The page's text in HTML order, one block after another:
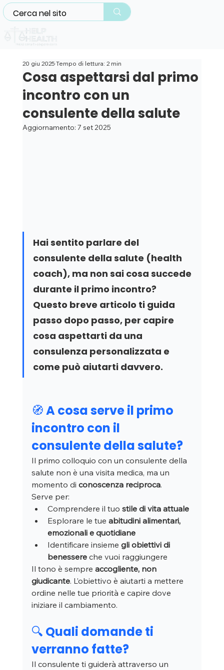
Cosa aspettarsi dal primo
incontro con un
consulente della salute
20 giu 2025Tempo di lettura: 2 min
Aggiornamento: 7 set 2025
Hai sentito parlare del
consulente della salute (health
coach), ma non sai cosa succede
durante il primo incontro?
Questo breve articolo ti guida
passo dopo passo, per capire
cosa aspettarti da una
consulenza personalizzata e
come può aiutarti davvero.
🧭 A cosa serve il primo
incontro con il
consulente della salute?
Il primo colloquio con un consulente della
salute non è una visita medica, ma un
momento di conoscenza reciproca.
Serve per:
Comprendere il tuo stile di vita attuale
Esplorare le tue abitudini alimentari,
emozionali e quotidiane
Identificare insieme gli obiettivi di
benessere che vuoi raggiungere
Il tono è sempre accogliente, non
giudicante. L’obiettivo è aiutarti a mettere
ordine nelle tue priorità e capire dove
iniziare il cambiamento.
🔍 Quali domande ti
verranno fatte?
Il consulente ti guiderà attraverso un